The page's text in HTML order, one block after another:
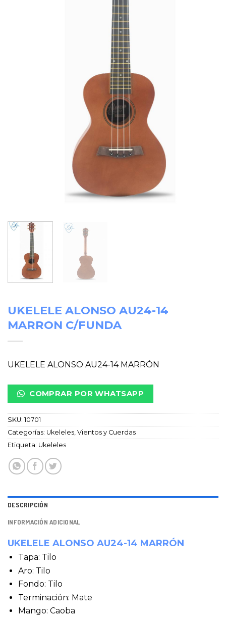
UKELELE ALONSO AU24-14
MARRON C/FUNDA
UKELELE ALONSO AU24-14 MARRÓN
COMPRAR POR WHATSAPP
SKU: 10701
Categorías: Ukeleles, Vientos y Cuerdas
Etiqueta: Ukeleles
DESCRIPCIÓN
INFORMACIÓN ADICIONAL
UKELELE ALONSO AU24-14 MARRÓN
Tapa: Tilo
Aro: Tilo
Fondo: Tilo
Terminación: Mate
Mango: Caoba